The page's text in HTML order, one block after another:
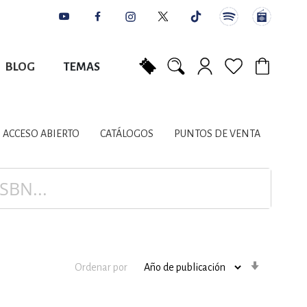
BLOG TEMAS
LITERARIOS
PLANIFICACIÓN
ACCESO ABIERTO CATÁLOGOS PUNTOS DE VENTA
Ordenar por